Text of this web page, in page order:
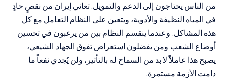
من الناس يحتاجون إلى الدعم والتمويل. تعاني إيران من نقصٍ حادٍ
في المياه النظيفة والأدوية، ويتعين على النظام التعامل مع كل
هذه المشاكل. وعندما ينقسم النظام بين من يرغبون في تحسين
أوضاع الشعب ومن يفضلون استعراض تفوق الجهاد الشيعي،
يصبح هذا عاملاً لا بد من السماح له بالتأثير، ولن يُجدي نفعاً ما
دامت الأزمة مستمرة.